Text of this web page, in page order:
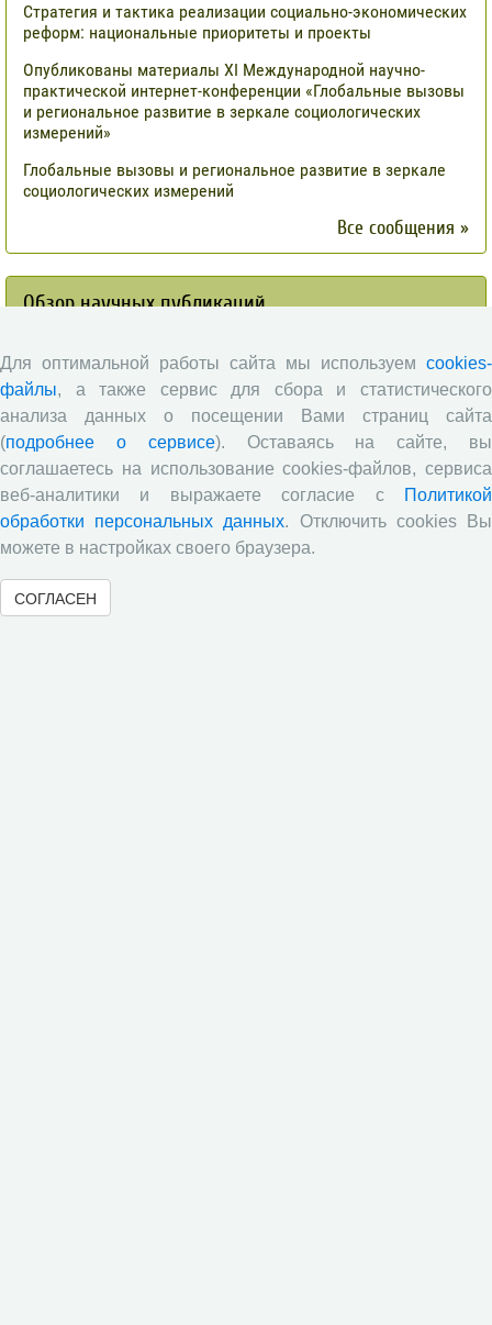
Стратегия и тактика реализации социально-экономических
реформ: национальные приоритеты и проекты
Опубликованы материалы XI Международной научно-
практической интернет-конференции «Глобальные вызовы
и региональное развитие в зеркале социологических
измерений»
Глобальные вызовы и региональное развитие в зеркале
социологических измерений
Все сообщения »
Обзор научных публикаций
Сотрудниками отдела разведения
сельскохозяйственных животных СЗНИИМЛПХ проведены
исследования по оценке племенной ценности быков-
производителей голштинской поро¬ды, используемых на
популяции Вологодской области, на основе метода BLUP и
традиционным методом «дочери-сверстницы».
Опубликованы результаты исследований по изучению
питательной ценности кукурузного силоса в условиях
Вологодской области
Научными сотрудниками отдела растениеводства
проведены исследования по вопросам влияния различных
доз минеральных удобрений включающих NРК и
Для оптимальной работы сайта мы используем cookies-
файлы, а также сервис для сбора и статистического
анализа данных о посещении Вами страниц сайта
(подробнее о сервисе). Оставаясь на сайте, вы
соглашаетесь на использование cookies-файлов, сервиса
веб-аналитики и выражаете согласие с
Политикой
обработки персональных данных. Отключить cookies Вы
можете в настройках своего браузера.
СОГЛАСЕН